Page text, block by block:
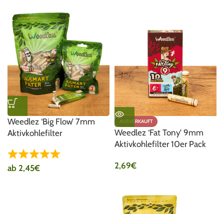
Weedlez ‘Big Flow’ 7mm
Aktivkohlefilter
ab 2,45€
AUSVERKAUFT
Weedlez ‘Fat Tony’ 9mm
Aktivkohlefilter 10er Pack
2,69€